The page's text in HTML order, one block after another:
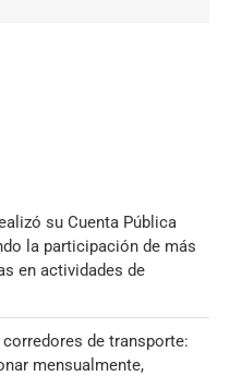
su Cuenta Pública
la participación de más
en actividades de
de transporte:
mensualmente,